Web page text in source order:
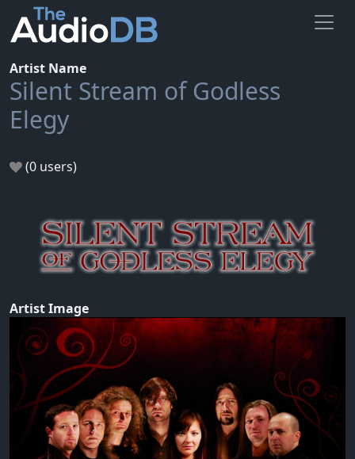
Artist Name
Silent Stream of Godless
Elegy
(0 users)
Artist Image